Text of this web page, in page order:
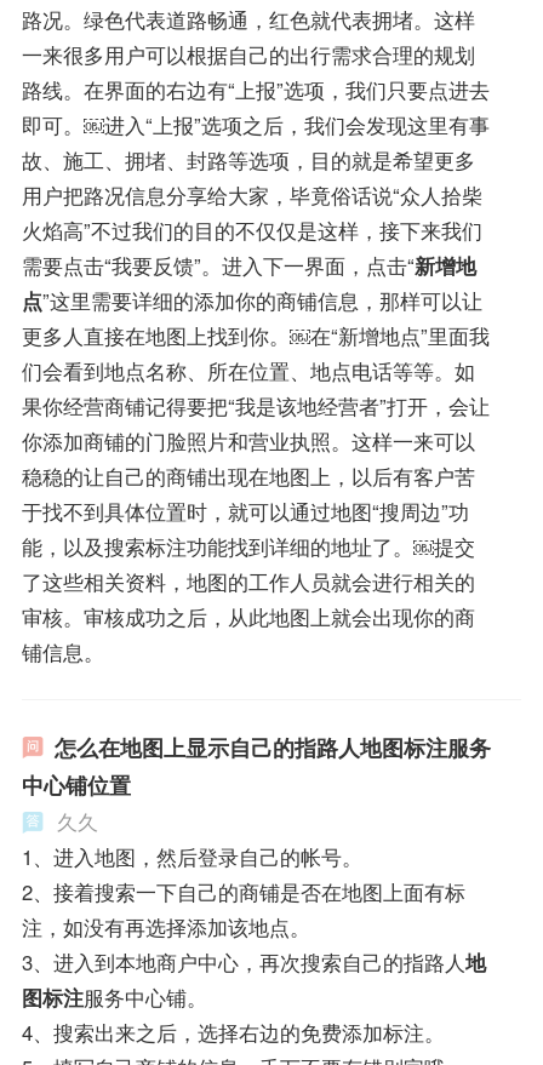
路况。绿色代表道路畅通，红色就代表拥堵。这样
一来很多用户可以根据自己的出行需求合理的规划
路线。在界面的右边有“上报”选项，我们只要点进去
即可。￼进入“上报”选项之后，我们会发现这里有事
故、施工、拥堵、封路等选项，目的就是希望更多
用户把路况信息分享给大家，毕竟俗话说“众人拾柴
火焰高”不过我们的目的不仅仅是这样，接下来我们
需要点击“我要反馈”。进入下一界面，点击“新增地
点”这里需要详细的添加你的商铺信息，那样可以让
更多人直接在地图上找到你。￼在“新增地点”里面我
们会看到地点名称、所在位置、地点电话等等。如
果你经营商铺记得要把“我是该地经营者”打开，会让
你添加商铺的门脸照片和营业执照。这样一来可以
稳稳的让自己的商铺出现在地图上，以后有客户苦
于找不到具体位置时，就可以通过地图“搜周边”功
能，以及搜索标注功能找到详细的地址了。￼提交
了这些相关资料，地图的工作人员就会进行相关的
审核。审核成功之后，从此地图上就会出现你的商
铺信息。
怎么在地图上显示自己的指路人地图标注服务
中心铺位置
久久
1、进入地图，然后登录自己的帐号。
2、接着搜索一下自己的商铺是否在地图上面有标
注，如没有再选择添加该地点。
3、进入到本地商户中心，再次搜索自己的指路人地
图标注服务中心铺。
4、搜索出来之后，选择右边的免费添加标注。